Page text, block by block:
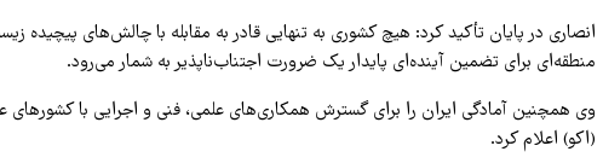
انصاری در پایان تأکید کرد: هیچ کشوری به تنهایی قادر به مقابله با چالش‌های
منطقه‌ای برای تضمین آینده‌ای پایدار یک ضرورت اجتناب‌ناپذیر به شمار می‌رود.
وی همچنین آمادگی ایران را برای گسترش همکاری‌های علمی، فنی و اجرایی با
(اکو) اعلام کرد.